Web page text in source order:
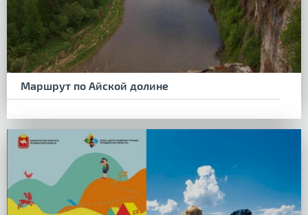
Маршрут по Айской долине